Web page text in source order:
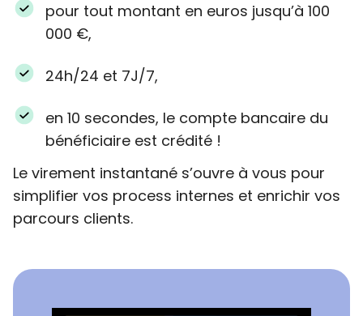
pour tout montant en euros jusqu’à 100
000 €,
24h/24 et 7J/7,
en 10 secondes, le compte bancaire du
bénéficiaire est crédité !
Le virement instantané s’ouvre à vous pour
simplifier vos process internes et enrichir vos
parcours clients.